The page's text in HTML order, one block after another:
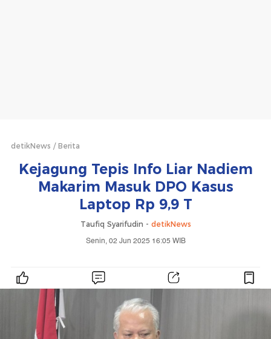
detikNews Berita
Kejagung Tepis Info Liar Nadiem
Makarim Masuk DPO Kasus
Laptop Rp 9,9 T
Taufiq Syarifudin - detikNews
Senin, 02 Jun 2025 16:05 WIB